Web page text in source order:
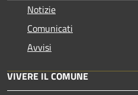
Notizie
Comunicati
Avvisi
VIVERE IL COMUNE